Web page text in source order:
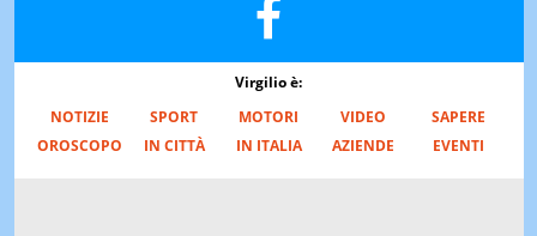
Virgilio è:
NOTIZIE
SPORT MOTORI VIDEO
SAPERE
OROSCOPO
IN CITTÀ IN ITALIA AZIENDE EVENTI